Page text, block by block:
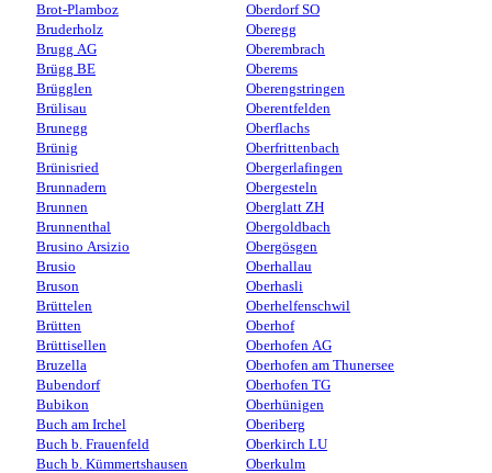
Brot-Plamboz
Bruderholz
Brugg AG
Brügg BE
Brügglen
Brülisau
Brunegg
Brünig
Brünisried
Brunnadern
Brunnen
Brunnenthal
Brusino Arsizio
Brusio
Bruson
Brüttelen
Brütten
Brüttisellen
Bruzella
Bubendorf
Bubikon
Buch am Irchel
Buch b. Frauenfeld
Buch b. Kümmertshausen
Oberdorf SO
Oberegg
Oberembrach
Oberems
Oberengstringen
Oberentfelden
Oberflachs
Oberfrittenbach
Obergerlafingen
Obergesteln
Oberglatt ZH
Obergoldbach
Obergösgen
Oberhallau
Oberhasli
Oberhelfenschwil
Oberhof
Oberhofen AG
Oberhofen am Thunersee
Oberhofen TG
Oberhünigen
Oberiberg
Oberkirch LU
Oberkulm